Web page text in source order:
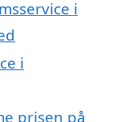
i
i
prisen på